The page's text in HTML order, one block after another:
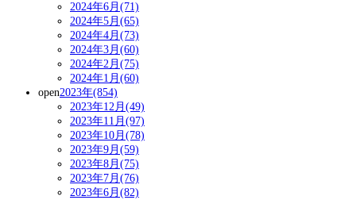
2024年6月(71)
2024年5月(65)
2024年4月(73)
2024年3月(60)
2024年2月(75)
2024年1月(60)
open2023年(854)
2023年12月(49)
2023年11月(97)
2023年10月(78)
2023年9月(59)
2023年8月(75)
2023年7月(76)
2023年6月(82)